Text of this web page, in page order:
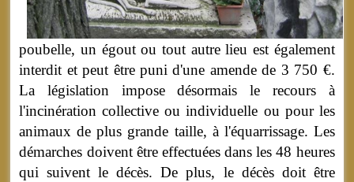
poubelle, un égout ou tout autre lieu est également
interdit et peut être puni d'une amende de 3 750 €.
La législation impose désormais le recours à
l'incinération collective ou individuelle ou pour les
animaux de plus grande taille, à l'équarrissage. Les
démarches doivent être effectuées dans les 48 heures
qui suivent le décès. De plus, le décès doit être